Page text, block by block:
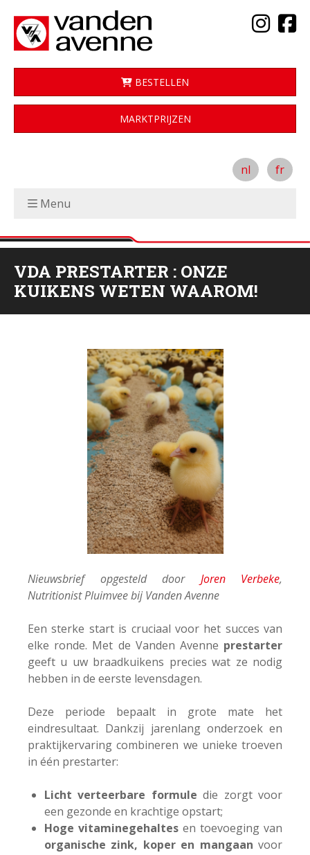
BESTELLEN
MARKTPRIJZEN
nl fr
Menu
VDA PRESTARTER : ONZE
KUIKENS WETEN WAAROM!
Nieuwsbrief opgesteld door Joren Verbeke,
Nutritionist Pluimvee bij Vanden Avenne
Een sterke start is cruciaal voor het succes van
elke ronde. Met de Vanden Avenne prestarter
geeft u uw braadkuikens precies wat ze nodig
hebben in de eerste levensdagen.
Deze periode bepaalt in grote mate het
eindresultaat. Dankzij jarenlang onderzoek en
praktijkervaring combineren we unieke troeven
in één prestarter:
Licht verteerbare formule die zorgt voor
een gezonde en krachtige opstart;
Hoge vitaminegehaltes en toevoeging van
organische zink, koper en mangaan voor